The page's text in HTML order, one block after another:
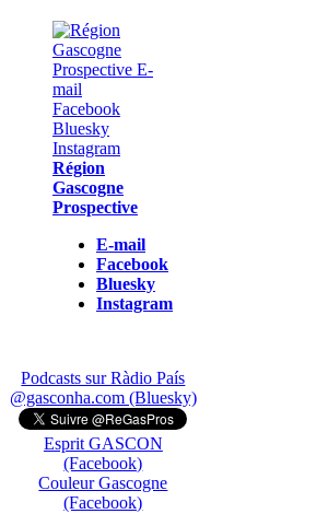
Région
Gascogne
Prospective
E-mail
Facebook
Bluesky
Instagram
Podcasts sur Ràdio País
@gasconha.com (Bluesky)
Esprit GASCON
(Facebook)
Couleur Gascogne
(Facebook)